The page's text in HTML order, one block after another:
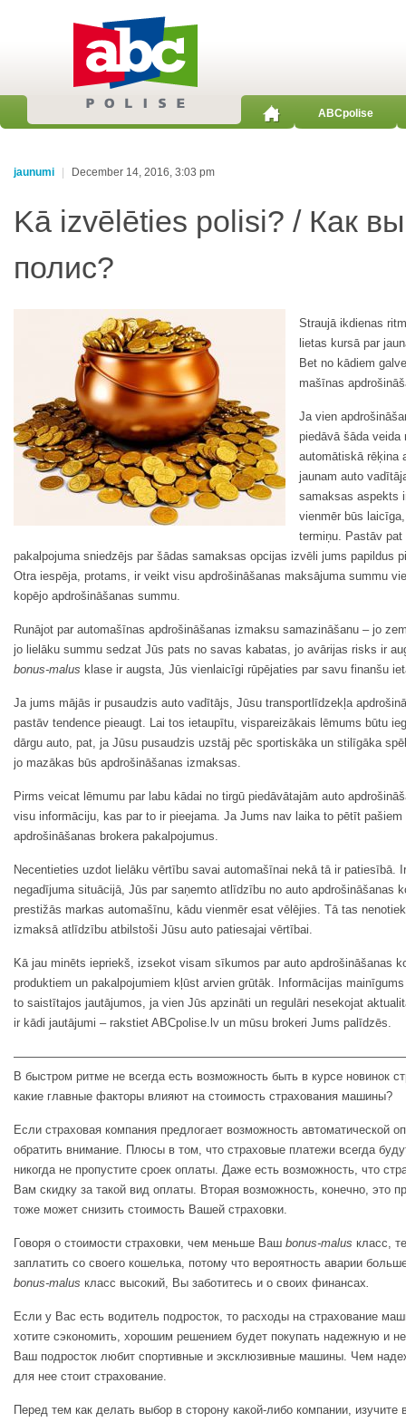
ABCpolise
jaunumi December 14, 2016, 3:03 pm
Kā izvēlēties polisi? / Как
полис?
Straujā ikdienas
lietas kursā par
Bet no kādiem
mašīnas
Ja vien
piedāvā šāda veida
automātiskā rēķina
jaunam auto
samaksas aspekts
vienmēr būs
termiņu. Pastāv
pakalpojuma sniedzējs par šādas samaksas opcijas izvēli jums papildus
Otra iespēja, protams, ir veikt visu apdrošināšanas maksājuma summu
kopējo apdrošināšanas summu.
Runājot par automašīnas apdrošināšanas izmaksu samazināšanu – jo
jo lielāku summu sedzat Jūs pats no savas kabatas, jo avārijas risks ir
bonus-malus klase ir augsta, Jūs vienlaicīgi rūpējaties par savu finanšu
Ja jums mājās ir pusaudzis auto vadītājs, Jūsu transportlīdzekļa
pastāv tendence pieaugt. Lai tos ietaupītu, vispareizākais lēmums būtu
dārgu auto, pat, ja Jūsu pusaudzis uzstāj pēc sportiskāka un stilīgāka
jo mazākas būs apdrošināšanas izmaksas.
Pirms veicat lēmumu par labu kādai no tirgū piedāvātajām auto
visu informāciju, kas par to ir pieejama. Ja Jums nav laika to pētīt
apdrošināšanas brokera pakalpojumus.
Necentieties uzdot lielāku vērtību savai automašīnai nekā tā ir patiesībā.
negadījuma situācijā, Jūs par saņemto atlīdzību no auto apdrošināšanas
prestižās markas automašīnu, kādu vienmēr esat vēlējies. Tā tas
izmaksā atlīdzību atbilstoši Jūsu auto patiesajai vērtībai.
Kā jau minēts iepriekš, izsekot visam sīkumos par auto apdrošināšanas
produktiem un pakalpojumiem kļūst arvien grūtāk. Informācijas
to saistītajos jautājumos, ja vien Jūs apzināti un regulāri nesekojat
ir kādi jautājumi – rakstiet ABCpolise.lv un mūsu brokeri Jums palīdzēs.
В быстром ритме не всегда есть возможность быть в курсе новинок
какие главные факторы влияют на стоимость страхования машины?
Если страховая компания предлогает возможность автоматической
обратить внимание. Плюсы в том, что страховые платежи всегда
никогда не пропустите сроек оплаты. Даже есть возможность, что
Вам скидку за такой вид оплаты. Вторая возможность, конечно, это
тоже может снизить стоимость Вашей страховки.
Говоря о стоимости страховки, чем меньше Ваш bonus-malus класс,
заплатить со своего кошелька, потому что вероятность аварии
bonus-malus класс высокий, Вы заботитесь и о своих финансах.
Если у Вас есть водитель подросток, то расходы на страхование
хотите сэкономить, хорошим решением будет покупать надежную и
Ваш подросток любит спортивные и эксклюзивные машины. Чем
для нее стоит страхование.
Перед тем как делать выбор в сторону какой-либо компании,